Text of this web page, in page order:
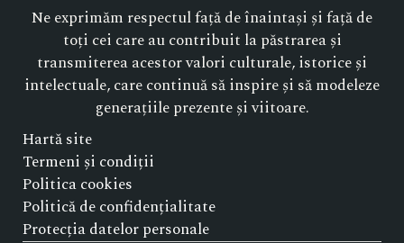
Ne exprimăm respectul față de înaintași și față de
toți cei care au contribuit la păstrarea și
transmiterea acestor valori culturale, istorice și
intelectuale, care continuă să inspire și să modeleze
generațiile prezente și viitoare.
Hartă site
Termeni și condiții
Politica cookies
Politică de confidențialitate
Protecția datelor personale